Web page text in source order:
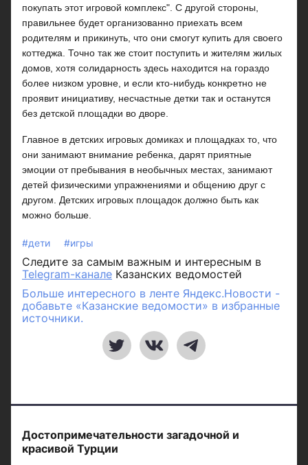
покупать этот игровой комплекс". С другой стороны,
правильнее будет организованно приехать всем
родителям и прикинуть, что они смогут купить для своего
коттеджа. Точно так же стоит поступить и жителям жилых
домов, хотя солидарность здесь находится на гораздо
более низком уровне, и если кто-нибудь конкретно не
проявит инициативу, несчастные детки так и останутся
без детской площадки во дворе.
Главное в детских игровых домиках и площадках то, что
они занимают внимание ребенка, дарят приятные
эмоции от пребывания в необычных местах, занимают
детей физическими упражнениями и общению друг с
другом. Детских игровых площадок должно быть как
можно больше.
#дети #игры
Следите за самым важным и интересным в
Telegram-канале Казанских ведомостей
Больше интересного в ленте Яндекс.Новости -
добавьте «Казанские ведомости» в избранные
источники.
Достопримечательности загадочной и
красивой Турции